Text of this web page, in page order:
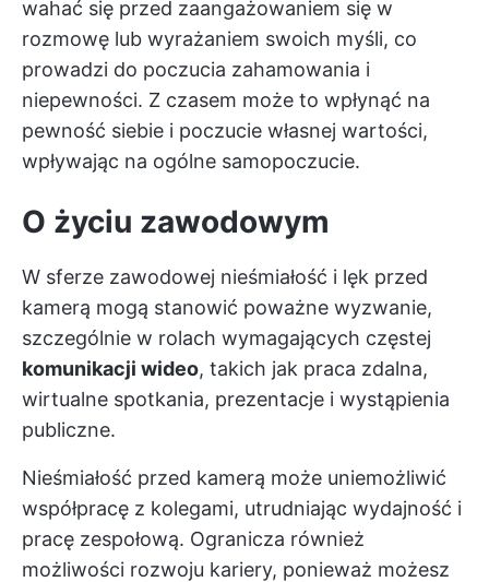
wahać się przed zaangażowaniem się w
rozmowę lub wyrażaniem swoich myśli, co
prowadzi do poczucia zahamowania i
niepewności. Z czasem może to wpłynąć na
pewność siebie i poczucie własnej wartości,
wpływając na ogólne samopoczucie.
O życiu zawodowym
W sferze zawodowej nieśmiałość i lęk przed
kamerą mogą stanowić poważne wyzwanie,
szczególnie w rolach wymagających częstej
komunikacji wideo, takich jak praca zdalna,
wirtualne spotkania, prezentacje i wystąpienia
publiczne.
Nieśmiałość przed kamerą może uniemożliwić
współpracę z kolegami, utrudniając wydajność i
pracę zespołową. Ogranicza również
możliwości rozwoju kariery, ponieważ możesz